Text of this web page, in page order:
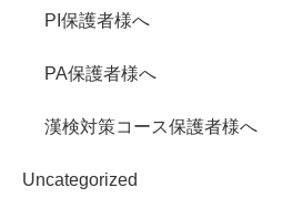
PI保護者様へ
PA保護者様へ
漢検対策コース保護者様へ
Uncategorized